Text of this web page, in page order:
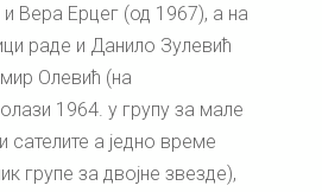
Вера Ерцег (од 1967), а на
раде и Данило Зулевић
Олевић (на
1964. у групу за мале
сателите а једно време
групе за двојне звезде),